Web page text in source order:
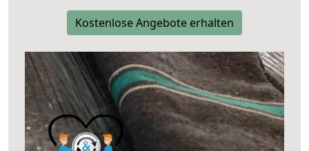
Kostenlose Angebote erhalten